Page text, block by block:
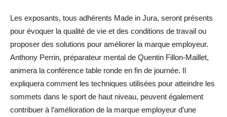
Les exposants, tous adhérents Made in Jura, seront présents
pour évoquer la qualité de vie et des conditions de travail ou
proposer des solutions pour améliorer la marque employeur.
Anthony Perrin, préparateur mental de Quentin Fillon-Maillet,
animera la conférence table ronde en fin de journée. Il
expliquera comment les techniques utilisées pour atteindre les
sommets dans le sport de haut niveau, peuvent également
contribuer à l’amélioration de la marque employeur d’une